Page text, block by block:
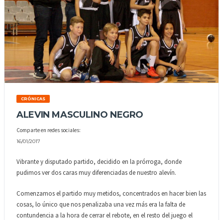
CRÓNICAS
ALEVIN MASCULINO NEGRO
Comparte en redes sociales:
16/01/2017
Vibrante y disputado partido, decidido en la prórroga, donde
pudimos ver dos caras muy diferenciadas de nuestro alevín.
Comenzamos el partido muy metidos, concentrados en hacer bien las
cosas, lo único que nos penalizaba una vez más era la falta de
contundencia a la hora de cerrar el rebote, en el resto del juego el